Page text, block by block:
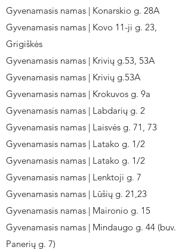
Gyvenamasis namas | Konarskio g. 28A
Gyvenamasis namas | Kovo 11-ji g. 23,
Grigiškės
Gyvenamasis namas | Krivių g.53, 53A
Gyvenamasis namas | Krivių g.53A
Gyvenamasis namas | Krokuvos g. 9a
Gyvenamasis namas | Labdarių g. 2
Gyvenamasis namas | Laisvės g. 71, 73
Gyvenamasis namas | Latako g. 1/2
Gyvenamasis namas | Latako g. 1/2
Gyvenamasis namas | Lenktoji g. 7
Gyvenamasis namas | Lūšių g. 21,23
Gyvenamasis namas | Maironio g. 15
Gyvenamasis namas | Mindaugo g. 44 (buv.
Panerių g. 7)